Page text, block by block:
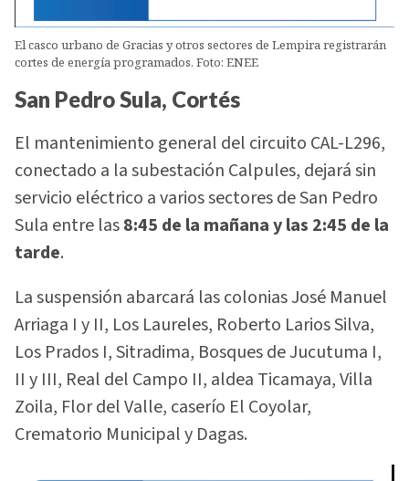
El casco urbano de Gracias y otros sectores de Lempira registrarán
cortes de energía programados. Foto: ENEE
San Pedro Sula, Cortés
El mantenimiento general del circuito CAL-L296,
conectado a la subestación Calpules, dejará sin
servicio eléctrico a varios sectores de San Pedro
Sula entre las8:45 de la mañana y las 2:45 de la
tarde.
La suspensión abarcará las colonias José Manuel
Arriaga I y II, Los Laureles, Roberto Larios Silva,
Los Prados I, Sitradima, Bosques de Jucutuma I,
II y III, Real del Campo II, aldea Ticamaya, Villa
Zoila, Flor del Valle, caserío El Coyolar,
Crematorio Municipal y Dagas.